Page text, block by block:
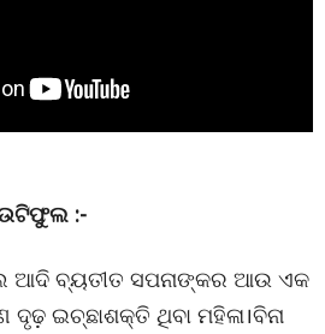
:-
ବ୍ୟତୀତ ସପନାଙ୍କର ଆଉ ଏକ
ଦୃଢ଼ ଇଚ୍ଛାଶକ୍ତି ଥିବା ମହିଳା।ବିନା